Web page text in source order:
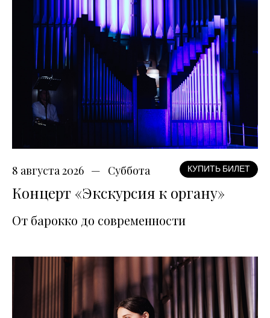
8 августа 2026 Суббота КУПИТЬ БИЛЕТ
Концерт «Экскурсия к органу»
От барокко до современности